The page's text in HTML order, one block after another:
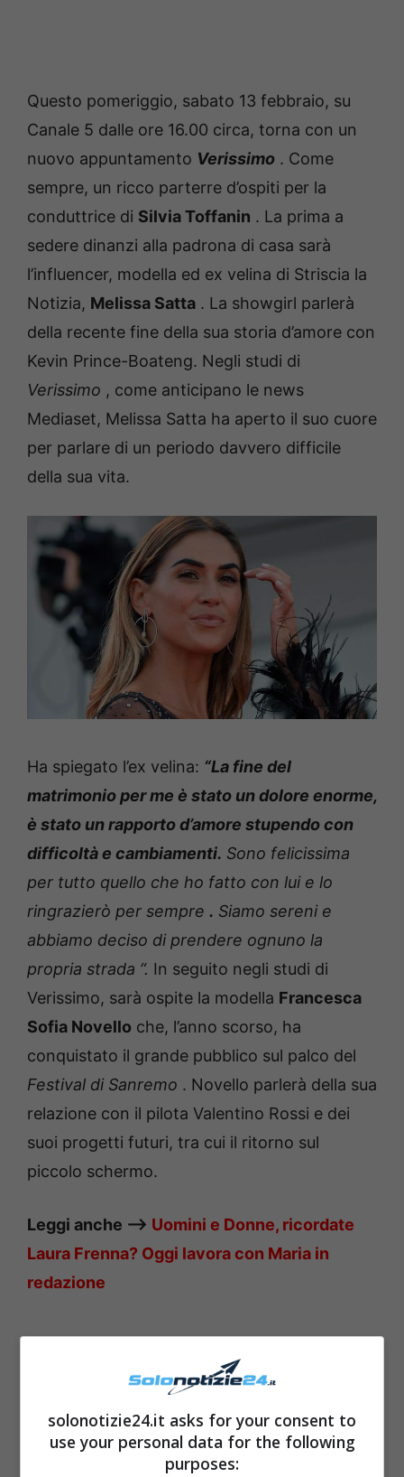
Questo pomeriggio, sabato 13 febbraio, su
Canale 5 dalle ore 16.00 circa, torna con un
nuovo appuntamento Verissimo . Come
sempre, un ricco parterre d’ospiti per la
conduttrice di Silvia Toffanin . La prima a
sedere dinanzi alla padrona di casa sarà
l’influencer, modella ed ex velina di Striscia la
Notizia, Melissa Satta . La showgirl parlerà
della recente fine della sua storia d’amore con
Kevin Prince-Boateng. Negli studi di
Verissimo , come anticipano le news
Mediaset, Melissa Satta ha aperto il suo cuore
per parlare di un periodo davvero difficile
della sua vita.
Ha spiegato l’ex velina: “La fine del
matrimonio per me è stato un dolore enorme,
è stato un rapporto d’amore stupendo con
difficoltà e cambiamenti. Sono felicissima
per tutto quello che ho fatto con lui e lo
ringrazierò per sempre . Siamo sereni e
abbiamo deciso di prendere ognuno la
propria strada “. In seguito negli studi di
Verissimo, sarà ospite la modella Francesca
Sofia Novello che, l’anno scorso, ha
conquistato il grande pubblico sul palco del
Festival di Sanremo . Novello parlerà della sua
relazione con il pilota Valentino Rossi e dei
suoi progetti futuri, tra cui il ritorno sul
piccolo schermo.
Leggi anche —-> Uomini e Donne, ricordate
Laura Frenna? Oggi lavora con Maria in
redazione
solonotizie24.it asks for your consent to
use your personal data for the following
purposes: